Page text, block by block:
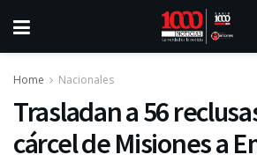
Home Nacionales
Trasladan a 56
cárcel de Misiones a